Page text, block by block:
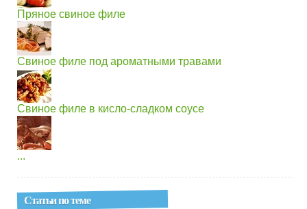
Пряное свиное филе
Свиное филе под ароматными травами
Свиное филе в кисло-сладком соусе
...
Статьи по теме